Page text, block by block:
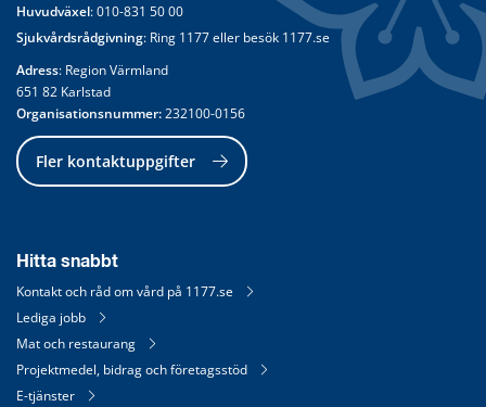
Huvudväxel: 010-831 50 00
Sjukvårdsrådgivning: Ring 1177 eller besök 1177.se
Adress: Region Värmland
651 82 Karlstad
Organisationsnummer: 232100-0156
Fler kontaktuppgifter
Hitta snabbt
Kontakt och råd om vård på 1177.se
Lediga jobb
Mat och restaurang
Projektmedel, bidrag och företagsstöd
E-tjänster